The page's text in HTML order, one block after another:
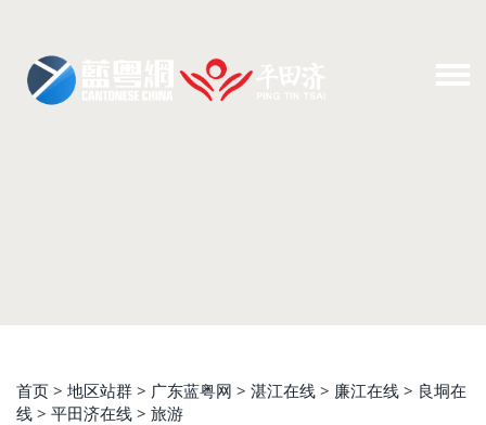
首页 > 地区站群 > 广东蓝粤网 > 湛江在线 > 廉江在线 > 良垌在
线 > 平田济在线 > 旅游